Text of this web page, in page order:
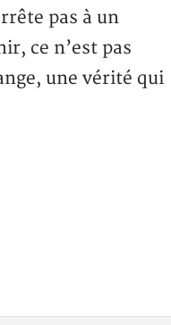
pas à un
ce n’est pas
une vérité qui